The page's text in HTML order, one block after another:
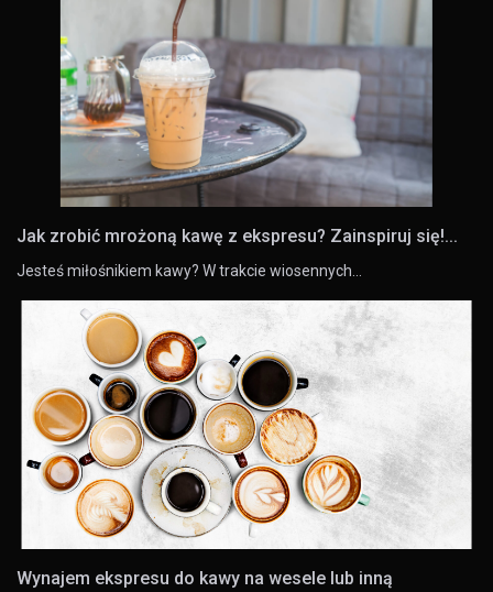
Jak zrobić mrożoną kawę z ekspresu? Zainspiruj się!...
Jesteś miłośnikiem kawy? W trakcie wiosennych…
Wynajem ekspresu do kawy na wesele lub inną